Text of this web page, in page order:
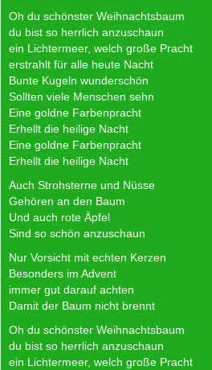
Oh du schönster Weihnachtsbaum
du bist so herrlich anzuschaun
ein Lichtermeer, welch große Pracht
erstrahlt für alle heute Nacht
Bunte Kugeln wunderschön
Sollten viele Menschen sehn
Eine goldne Farbenpracht
Erhellt die heilige Nacht
Eine goldne Farbenpracht
Erhellt die heilige Nacht
Auch Strohsterne und Nüsse
Gehören an den Baum
Und auch rote Äpfel
Sind so schön anzuschaun
Nur Vorsicht mit echten Kerzen
Besonders im Advent
immer gut darauf achten
Damit der Baum nicht brennt
Oh du schönster Weihnachtsbaum
du bist so herrlich anzuschaun
ein Lichtermeer, welch große Pracht